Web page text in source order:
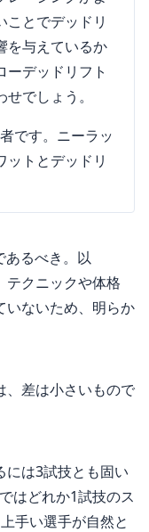
ことでデッドリ
を与えているか
ーデッドリフト
でしょう。
です。ニーラッ
ットとデッドリ
あるべき。以
テクニックや体格
いないため、明らか
、差は小さいもので
には3試技とも固い
はどれか1試技のス
手い選手が自然と